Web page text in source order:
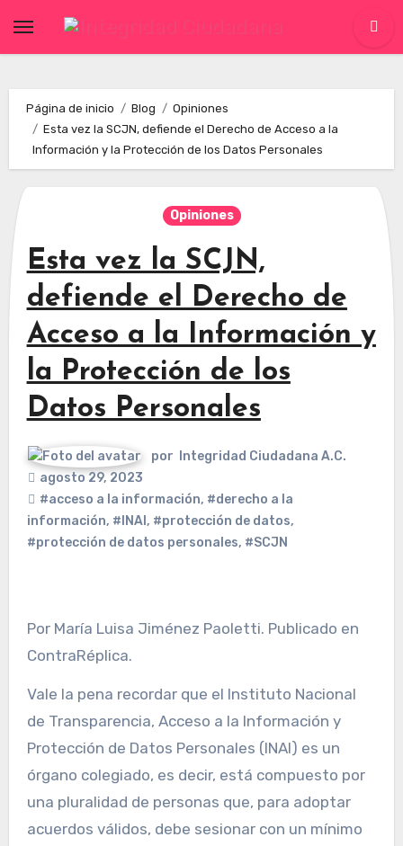
Página de inicio Blog
Opiniones
Esta vez la SCJN, defiende el Derecho de Acceso a la
Información y la Protección de los Datos Personales
Opiniones
Esta vez la SCJN,
defiende el Derecho de
Acceso a la Información y
la Protección de los
Datos Personales
por
Integridad Ciudadana A.C.
agosto 29, 2023
#acceso a la información, #derecho a la
información, #INAI , #protección de datos,
#protección de datos personales, #SCJN
Por María Luisa Jiménez Paoletti. Publicado en
ContraRéplica.
Vale la pena recordar que el Instituto Nacional
de Transparencia, Acceso a la Información y
Protección de Datos Personales (INAI) es un
órgano colegiado, es decir, está compuesto por
una pluralidad de personas que, para adoptar
acuerdos válidos, debe sesionar con un mínimo